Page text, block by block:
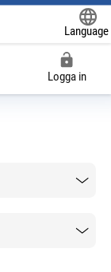
Language
Logga in